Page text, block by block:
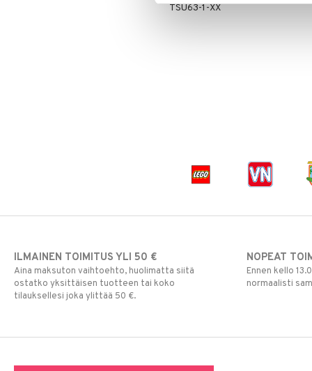
TSU63-1-XX
ILMAINEN TOIMITUS YLI 50 €
Aina maksuton vaihtoehto, huolimatta siitä
ostatko yksittäisen tuotteen tai koko
tilauksellesi joka ylittää 50 €.
NOPEAT
Ennen kello
normaalisti